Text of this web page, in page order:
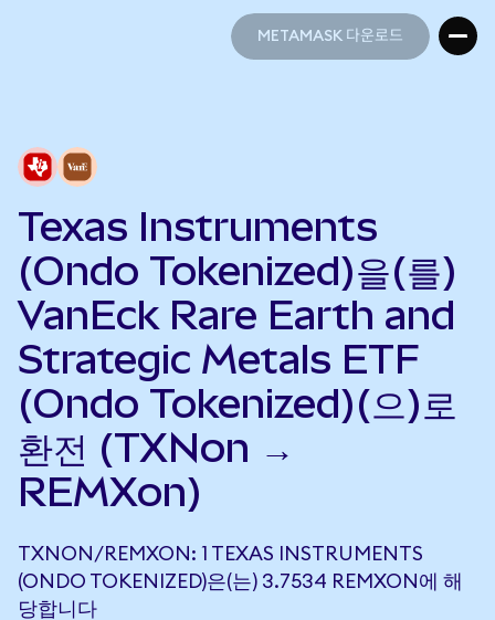
METAMASK 다운로드
Texas Instruments
(Ondo Tokenized)을(를)
VanEck Rare Earth and
Strategic Metals ETF
(Ondo Tokenized)(으)로
환전 (TXNon →
REMXon)
TXNON/REMXON: 1 TEXAS INSTRUMENTS
(ONDO TOKENIZED)은(는) 3.7534 REMXON에 해
당합니다